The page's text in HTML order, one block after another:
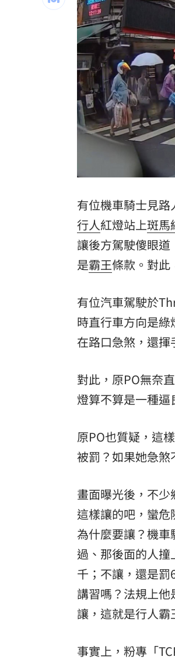
稱龍蝦咬完就吐 爆
台灣彩券開獎直播中
LIVE三立+24小時直
三立iNEWS新聞台線
台彩父親節推新刮刮
商場戰國來臨 台中
「拍片人的多重宇
8國球員齊聚高雄
理想混蛋號召粉絲跨
有位機車騎士見路
行人紅燈站上斑馬
讓後方駕駛傻眼
是霸王條款。對此
有位汽車駕駛於
時直行車方向是
在路口急煞，還揮
對此，原PO無奈
燈算不算是一種逼
原PO也質疑，這
被罰？如果她急煞
畫面曝光後，不
這樣讓的吧，蠻
為什麼要讓？機
過、那後面的人
千；不讓，還是
講習嗎？法規上
讓，這就是行人霸
事實上，粉專「